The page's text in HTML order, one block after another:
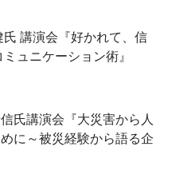
講演会『好かれて、信
ュニケーション術』
氏講演会『大災害から人
に～被災経験から語る企